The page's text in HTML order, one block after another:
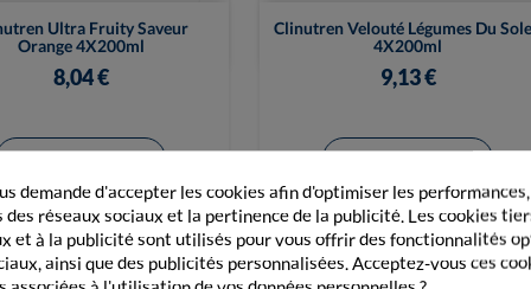
Ultra Fruity Saveur
Orange 4X200ml
8,04 €
Vue rapide
Clinutren Velouté Légumes Du
4X200ml
9,13 €
Vue rapide
demande d'accepter les cookies afin d'optimiser les
réseaux sociaux et la pertinence de la publicité. Les cookies
et à la publicité sont utilisés pour vous offrir des fonctionnalités
ainsi que des publicités personnalisées. Acceptez-vous ces